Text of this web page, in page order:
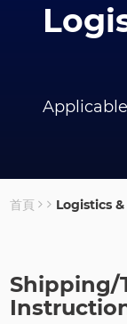
連
結
首頁 Logistics
Shipping/